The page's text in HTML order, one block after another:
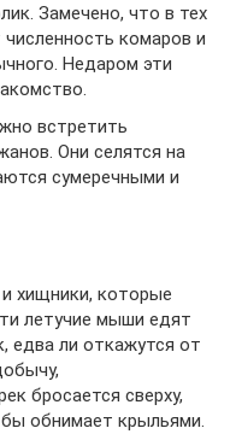
Замечено, что в тех
комаров и
Недаром эти
встретить
Они селятся на
сумеречными и
хищники, которые
летучие мыши едят
едва ли откажутся от
бросается сверху,
обнимает крыльями.